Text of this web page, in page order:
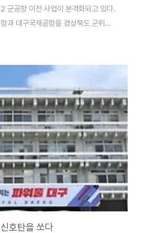
군공항 이전 사업이 본격화되고 있다.
과 대구국제공항을 경상북도 군위군
했다.대구시 관계자는 "도심에 위치
합 이전을 통해 주민 생활 개선과 지
혔다.이번 이전 사업은 기부 대 양여
설해 국방부에 기부하고, 그 대가로
방식이다. 시는 2025년 착공을 시작
호탄을 쏘다